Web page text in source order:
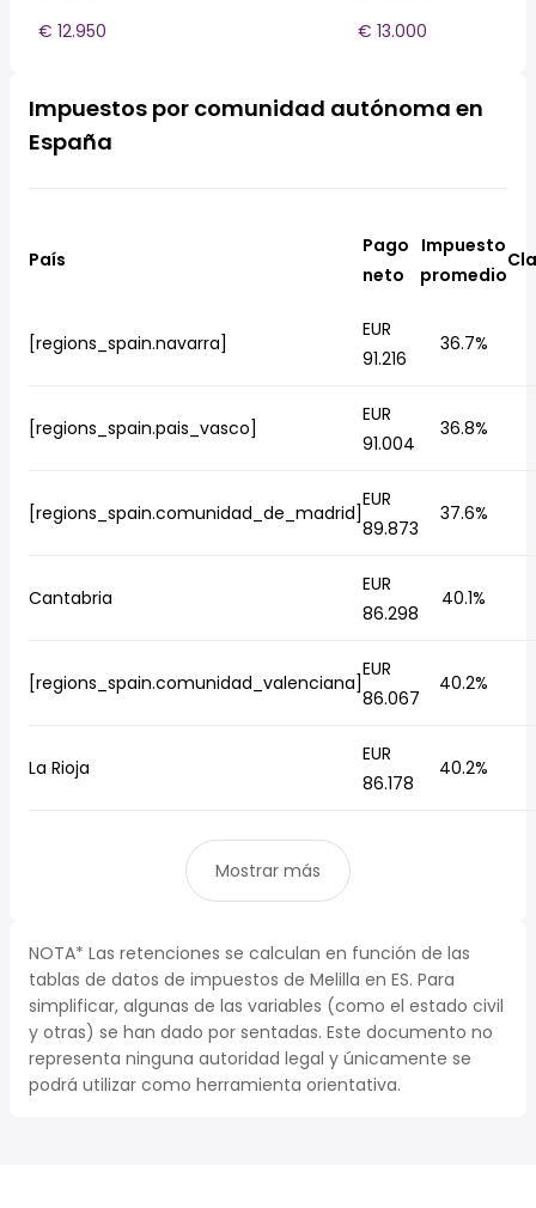
€ 12.950
€ 13.000
Impuestos por comunidad autónoma en
España
País
Pago
neto
Impuesto
promedio
[regions_spain.navarra]
EUR
91.216
36.7%
[regions_spain.pais_vasco]
EUR
91.004
36.8%
[regions_spain.comunidad_de_madrid]
EUR
89.873
37.6%
Cantabria
EUR
86.298
40.1%
[regions_spain.comunidad_valenciana]
EUR
86.067
40.2%
La Rioja
EUR
86.178
40.2%
Mostrar más
NOTA* Las retenciones se calculan en función de las
tablas de datos de impuestos de Melilla en ES. Para
simplificar, algunas de las variables (como el estado civil
y otras) se han dado por sentadas. Este documento no
representa ninguna autoridad legal y únicamente se
podrá utilizar como herramienta orientativa.